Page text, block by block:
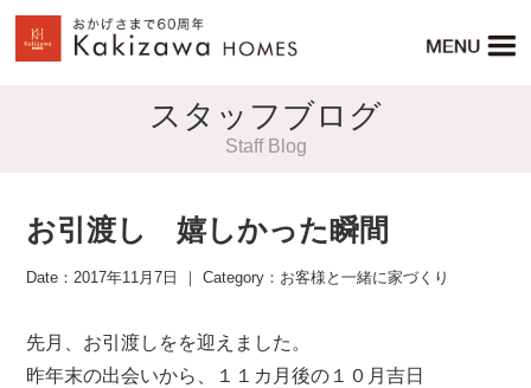
スタッフブログ
Staff Blog
お引渡し 嬉しかった瞬間
Date：2017年11月7日 ｜ Category： お客様と一緒に家づくり
先月、お引渡しをを迎えました。
昨年末の出会いから、１１カ月後の１０月吉日